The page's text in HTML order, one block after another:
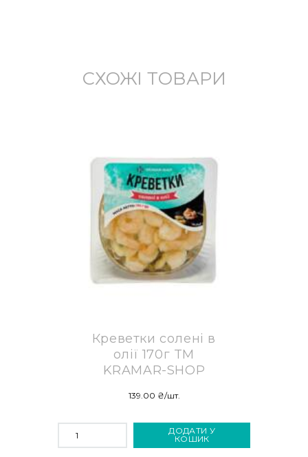
СХОЖІ ТОВАРИ
Креветки солені в
олії 170г TM
KRAMAR-SHOP
139.00 ₴/шт.
КРЕВЕТКИ
СОЛЕНІ
ОЛІЇ
ДОДАТИ У
КОШИК